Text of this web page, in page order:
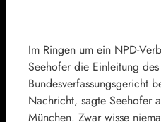
Im Ringen um ein NPD-
Seehofer die Einleitung
Bundesverfassungsgericht
Nachricht, sagte Seehofer
München. Zwar wisse